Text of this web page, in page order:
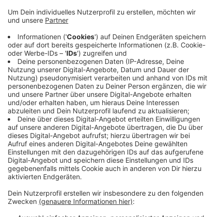
Veröffentlicht:Dienstag, 01.04.2025 07:53
Anzeige
Insgesamt werden dann 46 Destinationen aus Weeze
erreicht. Die meisten Strecken werden von Ryanair
bedient. Ergänzt wird das Angebot durch Sky Express
und Freebird Airlines. In diesem Sommer erwartet der
Airport rund 1,6 Millionen Passagiere. Das sind neun
Prozent mehr als im Vorjahr.
Anzeige